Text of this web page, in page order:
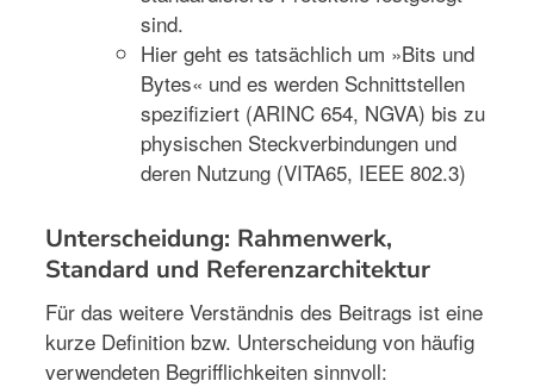
sind.
Hier geht es tatsächlich um »Bits und
Bytes« und es werden Schnittstellen
spezifiziert (ARINC 654, NGVA) bis zu
physischen Steckverbindungen und
deren Nutzung (VITA65, IEEE 802.3)
Unterscheidung: Rahmenwerk,
Standard und Referenzarchitektur
Für das weitere Verständnis des Beitrags ist eine
kurze Definition bzw. Unterscheidung von häufig
verwendeten Begrifflichkeiten sinnvoll: